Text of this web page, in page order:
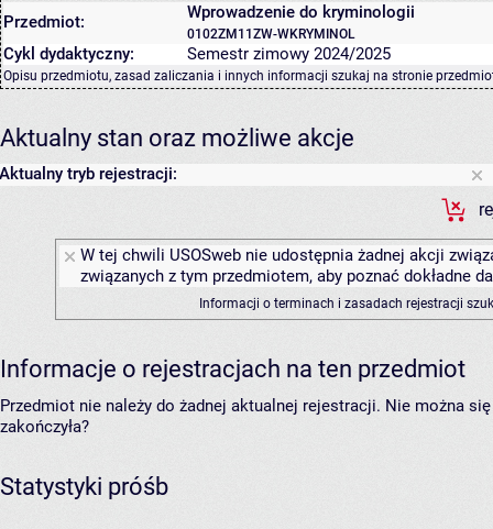
Przedmiot: Wprowadzenie do kryminologii
0102ZM11ZW-WKRYMINOL
Cykl dydaktyczny: Semestr zimowy 2024/2025
Opisu przedmiotu, zasad zaliczania i innych informacji szukaj na stronie
Aktualny stan oraz możliwe akcje
Aktualny tryb rejestracji:
W tej chwili USOSweb nie udostępnia żadnej akcji
związanych z tym przedmiotem, aby poznać dokładne
Informacji o terminach i zasadach rejestracji
Informacje o rejestracjach na ten przedmiot
Przedmiot nie należy do żadnej aktualnej rejestracji. Nie można
zakończyła?
Statystyki próśb